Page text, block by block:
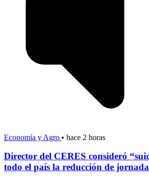
Economía y Agro • hace 2 horas
Director del CERES consideró
todo el país la reducción de